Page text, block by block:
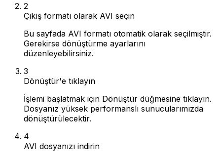
2
Çıkış formatı olarak AVI seçin
Bu sayfada AVI formatı otomatik olarak seçilmiştir.
Gerekirse dönüştürme ayarlarını
düzenleyebilirsiniz.
3
Dönüştür'e tıklayın
İşlemi başlatmak için Dönüştür düğmesine tıklayın.
Dosyanız yüksek performanslı sunucularımızda
dönüştürülecektir.
4
AVI dosyanızı indirin